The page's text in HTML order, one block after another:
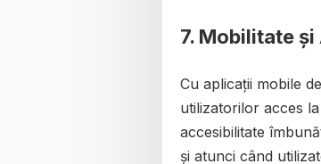
7. Mobilitate
Cu aplicații mobile
utilizatorilor acces
accesibilitate
și atunci când